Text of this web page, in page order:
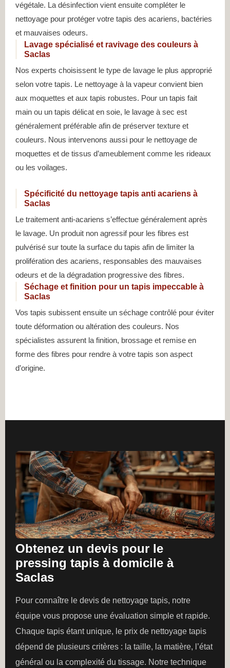
végétale. La désinfection vient ensuite compléter le
nettoyage pour protéger votre tapis des acariens, bactéries
et mauvaises odeurs.
Lavage spécialisé et ravivage des couleurs à
Saclas
Nos experts choisissent le type de lavage le plus approprié
selon votre tapis. Le nettoyage à la vapeur convient bien
aux moquettes et aux tapis robustes. Pour un tapis fait
main ou un tapis délicat en soie, le lavage à sec est
généralement préférable afin de préserver texture et
couleurs. Nous intervenons aussi pour le nettoyage de
moquettes et de tissus d’ameublement comme les rideaux
ou les voilages.
Spécificité du nettoyage tapis anti acariens à
Saclas
Le traitement anti-acariens s’effectue généralement après
le lavage. Un produit non agressif pour les fibres est
pulvérisé sur toute la surface du tapis afin de limiter la
prolifération des acariens, responsables des mauvaises
odeurs et de la dégradation progressive des fibres.
Séchage et finition pour un tapis impeccable à
Saclas
Vos tapis subissent ensuite un séchage contrôlé pour éviter
toute déformation ou altération des couleurs. Nos
spécialistes assurent la finition, brossage et remise en
forme des fibres pour rendre à votre tapis son aspect
d’origine.
Obtenez un devis pour le
pressing tapis à domicile à
Saclas
Pour connaître le devis de nettoyage tapis, notre
équipe vous propose une évaluation simple et rapide.
Chaque tapis étant unique, le prix de nettoyage tapis
dépend de plusieurs critères : la taille, la matière, l’état
général ou la complexité du tissage. Notre technique